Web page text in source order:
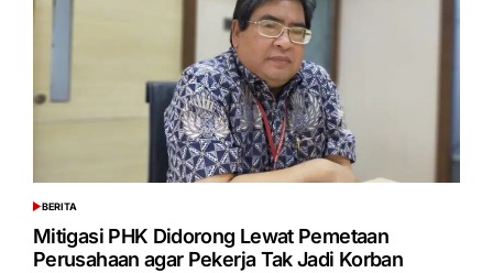
POSTED
IN
BERITA
Mitigasi PHK Didorong Lewat Pemetaan
Perusahaan agar Pekerja Tak Jadi Korban